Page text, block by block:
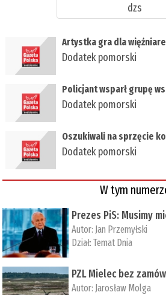
dzs
​Artystka gra dla
Dodatek pomorski
Policjant wsparł grupę
Dodatek pomorski
Oszukiwali na sprzęcie
Dodatek pomorski
W tym
Prezes PiS: Musimy
Autor: Jan Przemyłski
Dział:Temat Dnia
PZL Mielec bez
Autor: Jarosław Molga